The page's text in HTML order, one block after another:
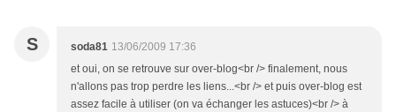
S soda81 13/06/2009 17:36
et oui, on se retrouve sur over-blog<br /> finalement, nous
n'allons pas trop perdre les liens...<br /> et puis over-blog est
assez facile à utiliser (on va échanger les astuces)<br /> à